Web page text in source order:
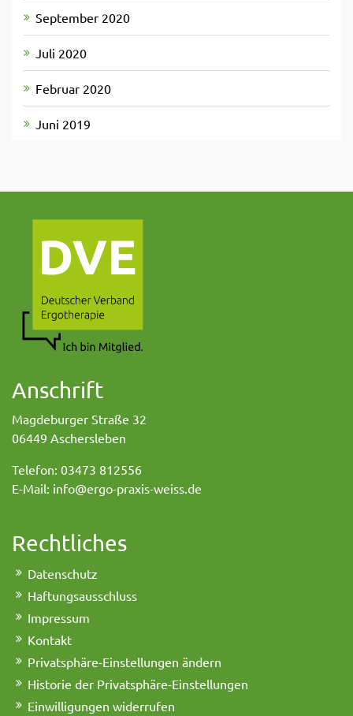
September 2020
Juli 2020
Februar 2020
Juni 2019
Anschrift
Magdeburger Straße 32
06449 Aschersleben
Telefon: 03473 812556
E-Mail: info@ergo-praxis-weiss.de
Rechtliches
Datenschutz
Haftungsausschluss
Impressum
Kontakt
Privatsphäre-Einstellungen ändern
Historie der Privatsphäre-Einstellungen
Einwilligungen widerrufen